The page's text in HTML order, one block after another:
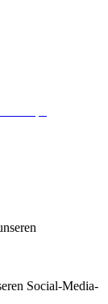
Social-Media-